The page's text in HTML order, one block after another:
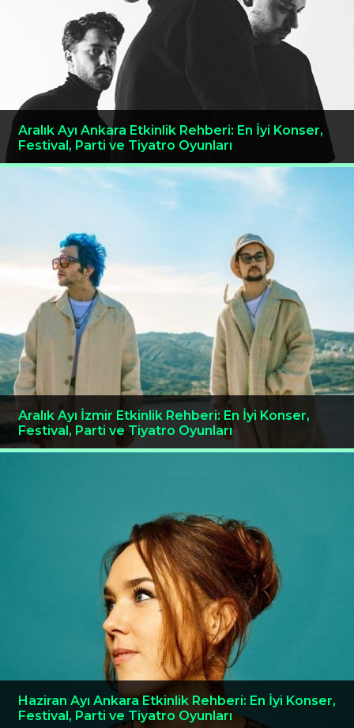
Aralık Ayı Ankara Etkinlik Rehberi: En İyi Konser,
Festival, Parti ve Tiyatro Oyunları
Aralık Ayı İzmir Etkinlik Rehberi: En İyi Konser,
Festival, Parti ve Tiyatro Oyunları
Haziran Ayı Ankara Etkinlik Rehberi: En İyi Konser,
Festival, Parti ve Tiyatro Oyunları